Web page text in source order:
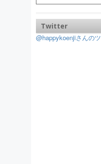
Twitter
@happykoenjiさんの